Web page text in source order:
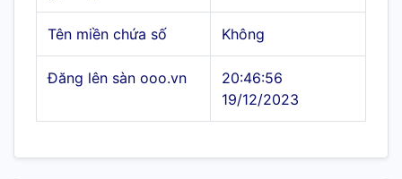
Tên miền chứa số Không
Đăng lên sàn ooo.vn
20:46:56
19/12/2023